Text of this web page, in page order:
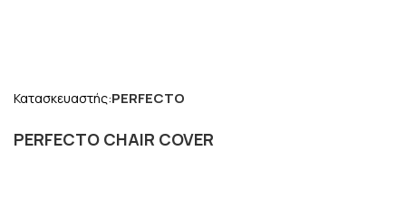
PERFECTO CHAIR COVER
Κατασκευαστής:PERFECTO